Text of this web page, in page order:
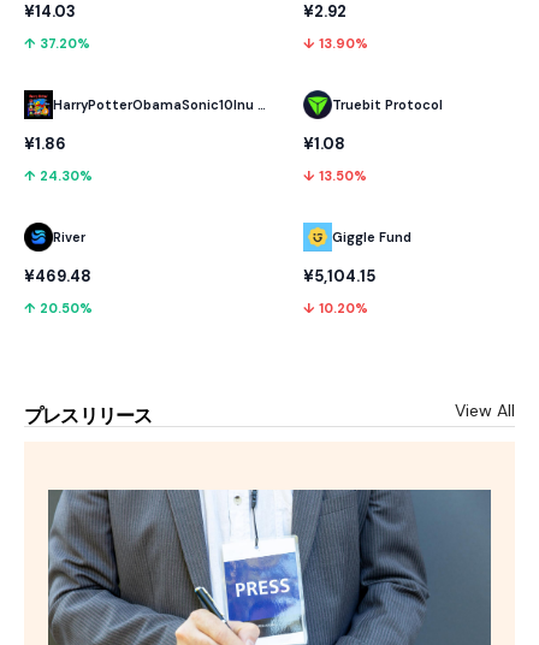
¥14.03
↑ 37.20%
HarryPotterObamaSonic10Inu (ETH)
¥1.86
↑ 24.30%
River
¥469.48
↑ 20.50%
¥2.92
↓ 13.90%
Truebit Protocol
¥1.08
↓ 13.50%
Giggle Fund
¥5,104.15
↓ 10.20%
プレスリリース View All